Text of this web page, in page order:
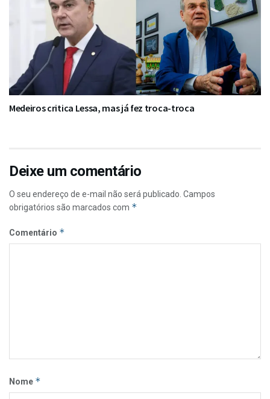
Medeiros critica Lessa, mas já fez troca-troca
Deixe um comentário
O seu endereço de e-mail não será publicado. Campos
obrigatórios são marcados com *
Comentário *
Nome *